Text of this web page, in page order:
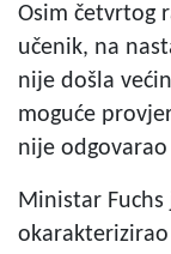
Osim četvrtog
učenik, na
nije došla
moguće
nije
Ministar